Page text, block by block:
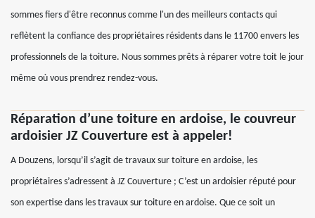
sommes fiers d'être reconnus comme l'un des meilleurs contacts qui
reflètent la confiance des propriétaires résidents dans le 11700 envers les
professionnels de la toiture. Nous sommes prêts à réparer votre toit le jour
même où vous prendrez rendez-vous.
Réparation d’une toiture en ardoise, le couvreur
ardoisier JZ Couverture est à appeler!
A Douzens, lorsqu’il s’agit de travaux sur toiture en ardoise, les
propriétaires s’adressent à JZ Couverture ; C’est un ardoisier réputé pour
son expertise dans les travaux sur toiture en ardoise. Que ce soit un